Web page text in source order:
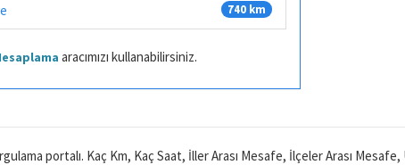
740 km
aracımızı kullanabilirsiniz.
portalı. Kaç Km, Kaç Saat, İller Arası Mesafe, İlçeler Arası